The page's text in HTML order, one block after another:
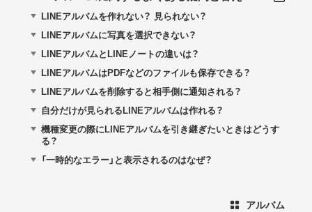
LINEアルバムを作れない？ 見られない？
LINEアルバムに写真を選択できない？
LINEアルバムとLINEノートの違いは？
LINEアルバムはPDFなどのファイルも保存できる？
LINEアルバムを削除すると相手側に通知される？
自分だけが見られるLINEアルバムは作れる？
機種変更の際にLINEアルバムを引き継ぎたいときはどうす
る？
「一時的なエラー」と表示されるのはなぜ？
アルバム